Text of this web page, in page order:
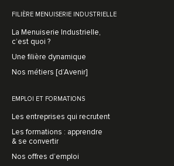
FILIÈRE MENUISERIE INDUSTRIELLE
La Menuiserie Industrielle,
c’est quoi ?
Une filière dynamique
Nos métiers [d’Avenir]
EMPLOI ET FORMATIONS
Les entreprises qui recrutent
Les formations : apprendre
& se convertir
Nos offres d’emploi